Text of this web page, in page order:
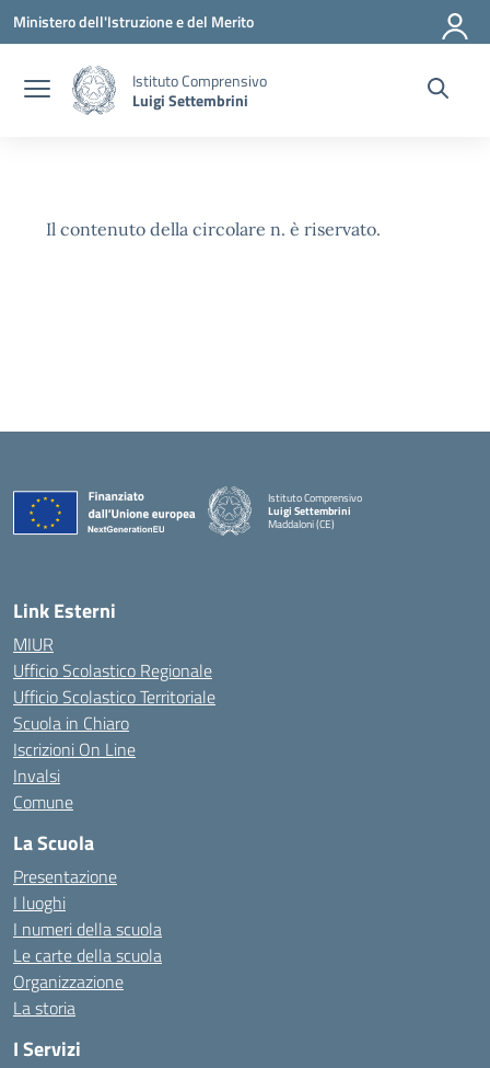
Vai ai contenuti
Vai al menu di navigazione
Vai al footer
Ministero dell'Istruzione e del Merito
Istituto Comprensivo
Luigi Settembrini
Il contenuto della circolare n. è riservato.
Istituto Comprensivo
Luigi Settembrini
Maddaloni (CE)
Link Esterni
MIUR
Ufficio Scolastico Regionale
Ufficio Scolastico Territoriale
Scuola in Chiaro
Iscrizioni On Line
Invalsi
Comune
La Scuola
Presentazione
I luoghi
I numeri della scuola
Le carte della scuola
Organizzazione
La storia
I Servizi